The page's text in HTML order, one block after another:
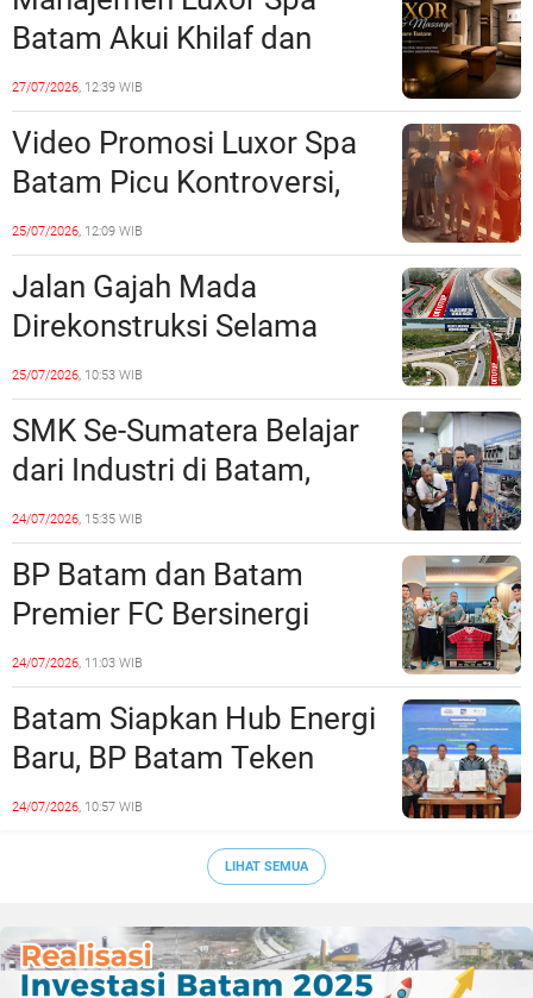
Lampaui 50 Persen
Batam Akui Khilaf dan
Minta Maaf, Konten
Langsung Di-Takedown
27/07/2026, 12:39 WIB
Video Promosi Luxor Spa
Batam Picu Kontroversi,
Dinilai Bermuatan Sensual
25/07/2026, 12:09 WIB
Jalan Gajah Mada
Direkonstruksi Selama
Empat Minggu, Ini Skema
Rekayasa Lalu Lintasnya
25/07/2026, 10:53 WIB
SMK Se-Sumatera Belajar
dari Industri di Batam,
Siapkan Lulusan Siap Kerja
Era Digital
24/07/2026, 15:35 WIB
BP Batam dan Batam
Premier FC Bersinergi
Cetak Generasi Emas
Sepak Bola Kepri
24/07/2026, 11:03 WIB
Batam Siapkan Hub Energi
Baru, BP Batam Teken
Kesepakatan Strategis
24/07/2026, 10:57 WIB
LIHAT SEMUA